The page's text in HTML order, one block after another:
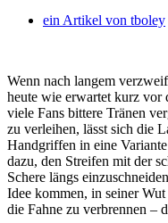
ein Artikel von tboley
Wenn nach langem
heute wie erwartet kurz vor
viele Fans bittere Tränen
zu verleihen, lässt sich die
Handgriffen in eine
dazu, den Streifen mit der
Schere längs
Idee kommen, in seiner
die Fahne zu verbrennen –